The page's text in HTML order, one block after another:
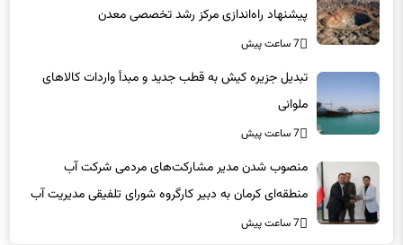
7 ساعت پیش
ملوانی
7 ساعت پیش
منصوب شدن مدیر مشارکت‌های مردمی شرکت آب
منطقه‌ای کرمان به دبیر کارگروه شورای تلفیقی مدیریت آب
7 ساعت پیش